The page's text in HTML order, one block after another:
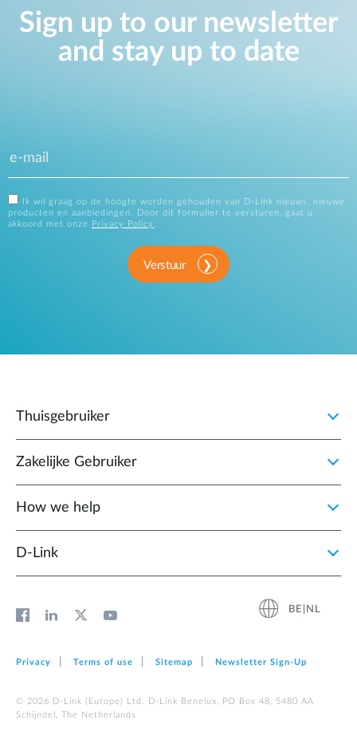
Sign up to our newsletter
and stay up to date
Ik wil graag op de hoogte worden gehouden van D-Link nieuws, nieuwe
producten en aanbiedingen. Door dit formulier te versturen, gaat u
akkoord met onze
Privacy Policy .
Verstuur
Thuisgebruiker
Zakelijke Gebruiker
How we help
D‑Link
BE|NL
Privacy Terms of use Sitemap Newsletter Sign‑Up
© 2026 D‑Link (Europe) Ltd. D-Link Benelux, PO Box 48, 5480 AA
Schijndel, The Netherlands